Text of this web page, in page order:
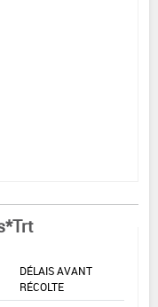
DÉLAIS AVANT
RÉCOLTE